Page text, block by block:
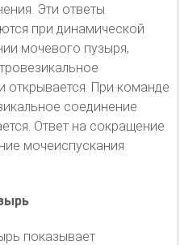
Эти ответы
при динамической
мочевого пузыря,
открывается. При команде
соединение
Ответ на сокращение
мочеиспускания
показывает